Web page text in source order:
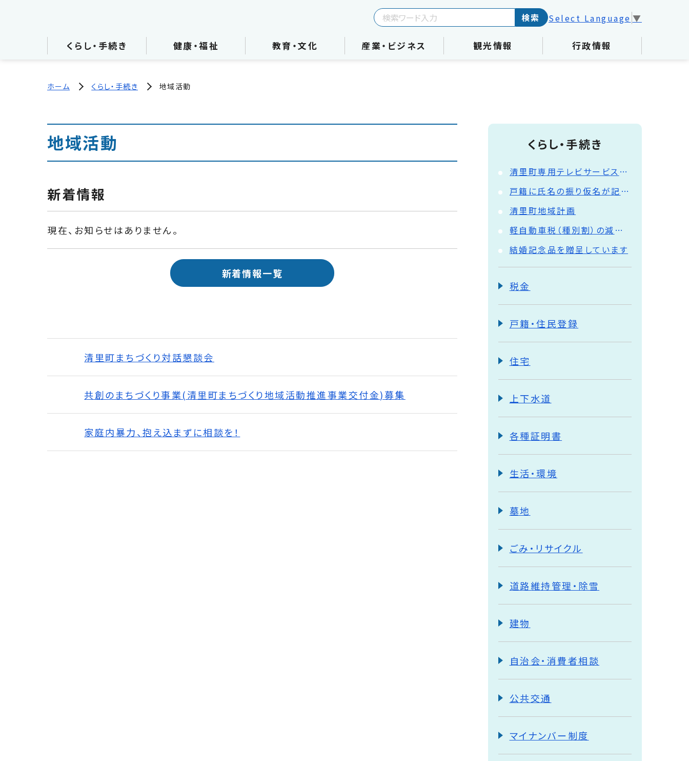
くらし・手続き 健康・福祉 教育・文化 産業・ビジネス 観光情報 行政情報
検索 Select Language ▼
ホーム くらし・手続き 地域活動
地域活動
新着情報
現在、お知らせはありません。
新着情報一覧
清里町まちづくり対話懇談会
共創のまちづくり事業(清里町まちづくり地域活動推進事業交付金)募集
家庭内暴力、抱え込まずに相談を！
くらし・手続き
清里町専用テレビサービスが始まりました
戸籍に氏名の振り仮名が記載されます
清里町地域計画
軽自動車税（種別割）の減免について
結婚記念品を贈呈しています
税金
戸籍・住民登録
住宅
上下水道
各種証明書
生活・環境
墓地
ごみ・リサイクル
道路維持管理・除雪
建物
自治会・消費者相談
公共交通
マイナンバー制度